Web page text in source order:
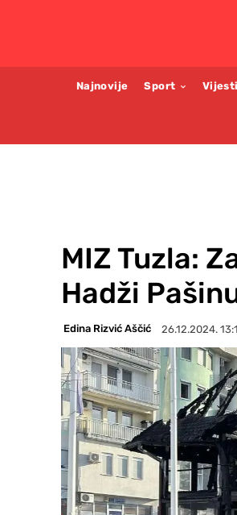
Najnovije Sport Vijesti
MIZ Tuzla:
Hadži
Edina Rizvić Aščić 26.12.2024.